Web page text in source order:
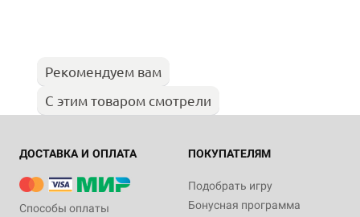
Рекомендуем вам
С этим товаром смотрели
ДОСТАВКА И ОПЛАТА
Способы оплаты
ПОКУПАТЕЛЯМ
Подобрать игру
Бонусная программа